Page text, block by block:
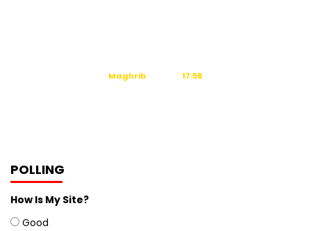
Maghrib
17:58
POLLING
How Is My Site?
Good